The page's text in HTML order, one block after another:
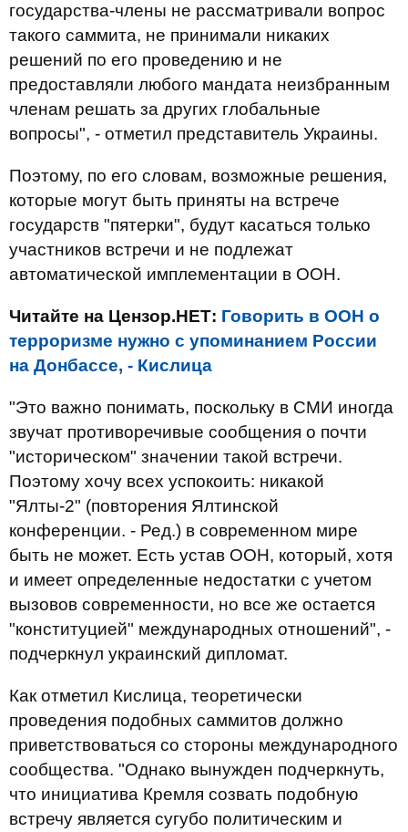
государства-члены не рассматривали вопрос
такого саммита, не принимали никаких
решений по его проведению и не
предоставляли любого мандата неизбранным
членам решать за других глобальные
вопросы", - отметил представитель Украины.
Поэтому, по его словам, возможные решения,
которые могут быть приняты на встрече
государств "пятерки", будут касаться только
участников встречи и не подлежат
автоматической имплементации в ООН.
Читайте на Цензор.НЕТ: Говорить в ООН о
терроризме нужно с упоминанием России
на Донбассе, - Кислица
"Это важно понимать, поскольку в СМИ иногда
звучат противоречивые сообщения о почти
"историческом" значении такой встречи.
Поэтому хочу всех успокоить: никакой
"Ялты-2" (повторения Ялтинской
конференции. - Ред.) в современном мире
быть не может. Есть устав ООН, который, хотя
и имеет определенные недостатки с учетом
вызовов современности, но все же остается
"конституцией" международных отношений", -
подчеркнул украинский дипломат.
Как отметил Кислица, теоретически
проведения подобных саммитов должно
приветствоваться со стороны международного
сообщества. "Однако вынужден подчеркнуть,
что инициатива Кремля созвать подобную
встречу является сугубо политическим и